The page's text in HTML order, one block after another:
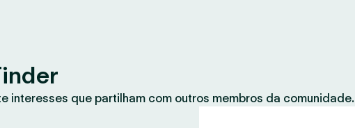
interesses que partilham com outros membros da